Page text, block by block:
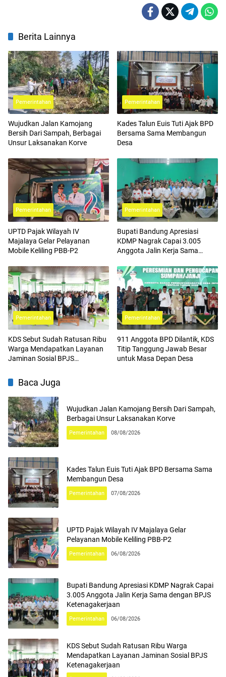
Berita Lainnya
Pemerintahan
Wujudkan Jalan Kamojang
Bersih Dari Sampah, Berbagai
Unsur Laksanakan Korve
Pemerintahan
Kades Talun Euis Tuti Ajak BPD
Bersama Sama Membangun
Desa
Pemerintahan
UPTD Pajak Wilayah IV
Majalaya Gelar Pelayanan
Mobile Keliling PBB-P2
Pemerintahan
Bupati Bandung Apresiasi
KDMP Nagrak Capai 3.005
Anggota Jalin Kerja Sama
Pemerintahan
KDS Sebut Sudah Ratusan Ribu
Warga Mendapatkan Layanan
Jaminan Sosial BPJS
Pemerintahan
911 Anggota BPD Dilantik, KDS
Titip Tanggung Jawab Besar
untuk Masa Depan Desa
Baca Juga
Wujudkan Jalan Kamojang Bersih Dari Sampah,
Berbagai Unsur Laksanakan Korve
Pemerintahan 08/08/2026
Kades Talun Euis Tuti Ajak BPD Bersama Sama
Membangun Desa
Pemerintahan 07/08/2026
UPTD Pajak Wilayah IV Majalaya Gelar
Pelayanan Mobile Keliling PBB-P2
Pemerintahan 06/08/2026
Bupati Bandung Apresiasi KDMP Nagrak Capai
3.005 Anggota Jalin Kerja Sama dengan BPJS
Ketenagakerjaan
Pemerintahan 06/08/2026
KDS Sebut Sudah Ratusan Ribu Warga
Mendapatkan Layanan Jaminan Sosial BPJS
Ketenagakerjaan